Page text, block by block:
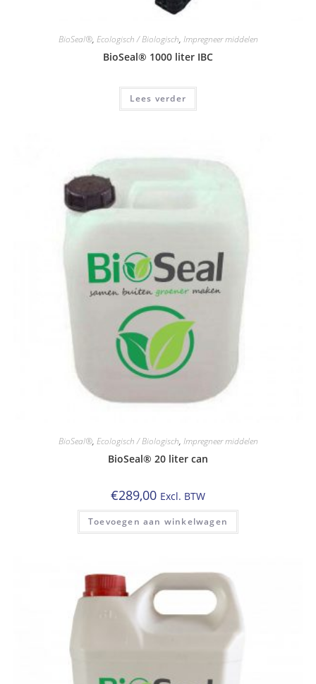
BioSeal®, Ecologisch / Biologisch, Impregneer middelen
BioSeal® 1000 liter IBC
Lees verder
BioSeal®, Ecologisch / Biologisch, Impregneer middelen
BioSeal® 20 liter can
€289,00 Excl. BTW
Toevoegen aan winkelwagen